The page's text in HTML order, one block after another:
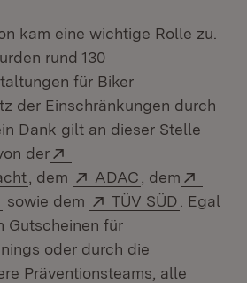
kam eine wichtige Rolle zu.
rund 130
für Biker
der Einschränkungen durch
Dank gilt an dieser Stelle
der
(Öffnet in neuem Fenster)
, dem Extern:
ADAC (Öffnet in
, dem
(Öffnet in neuem Fenster)
sowie dem Extern:
TÜV SÜD (Öffnet
. Egal
Gutscheinen für
oder durch die
Präventionsteams, alle